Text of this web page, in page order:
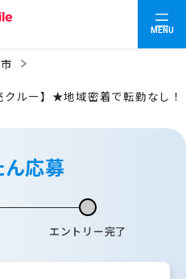
MENU
ルー】★地域密着で転勤なし！
応募
エントリー完了